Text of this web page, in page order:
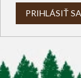
PRIHLÁSIŤ SA
Z